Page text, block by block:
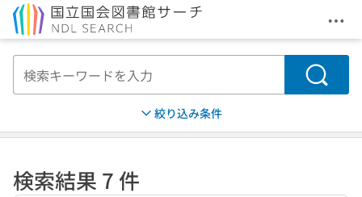
メ
検索
絞り込み条件
検索結果 7 件